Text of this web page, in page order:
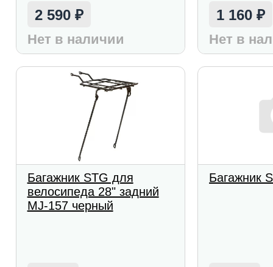
2 590 ₽
Нет в наличии
1 160₽
Нет в
Багажник STG для
велосипеда 28" задний
MJ-157 черный
Багажник